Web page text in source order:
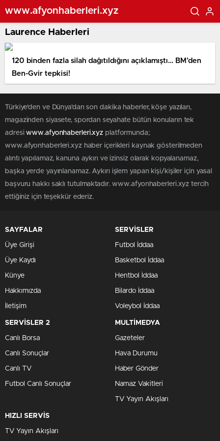
www.afyonhaberleri.xyz
Laurence Haberleri
120 binden fazla silah dağıtıldığını açıklamıştı… BM’den
Ben-Gvir tepkisi!
Türkiye'den ve Dünya’dan son dakika haberler, köşe yazıları,
magazinden siyasete, spordan seyahate bütün konuların tek
adresiwww.afyonhaberleri.xyz platformunda;
www.afyonhaberleri.xyz haber içerikleri kaynak gösterilmeden
alıntı yapılamaz, kanuna aykırı ve izinsiz olarak kopyalanamaz,
başka yerde yayınlanamaz. Aykırı işlem yapan kişi/kişiler için yasal
başvuru hakkı saklı tutulmaktadır. www.afyonhaberleri.xyz tercih
ettiğiniz için teşekkür ederiz.
SAYFALAR
Üye Girişi
Üye Kaydı
Künye
Hakkımızda
İletişim
SERVİSLER
Futbol İddaa
Basketbol İddaa
Hentbol İddaa
Bilardo İddaa
Voleybol İddaa
SERVİSLER 2
Canlı Borsa
Canlı Sonuçlar
Canlı TV
Futbol Canlı Sonuçlar
MULTİMEDYA
Gazeteler
Hava Durumu
Haber Gönder
Namaz Vakitleri
TV Yayın Akışları
HIZLI SERVİS
TV Yayın Akışları